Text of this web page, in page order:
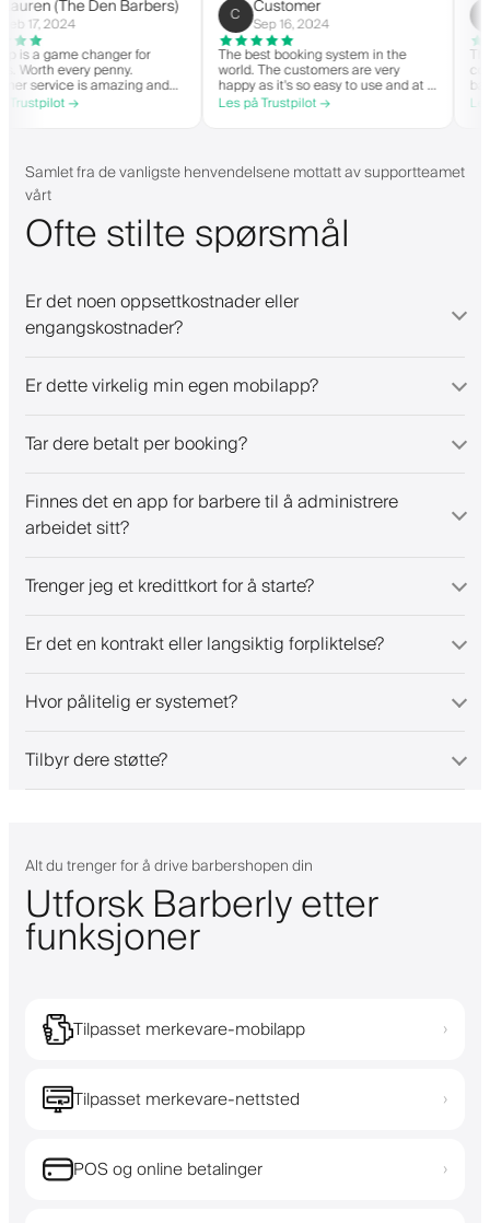
Lauren (The Den Barbers)
Feb 17, 2024
app is a game changer for
Worth every penny.
service is amazing and
with everything or whatever
need. Definitely recommend.
på Trustpilot →
C Customer
Sep 16, 2024
The best booking system in the
world. The customers are very
happy as it's so easy to use and at a
great price. Plus, you get your own
personalised app, which is good for
people offering a great booking
system.
Les på Trustpilot →
Samlet fra de vanligste henvendelsene mottatt av supportteamet
vårt
Ofte stilte spørsmål
Er det noen oppsettkostnader eller
engangskostnader?
Er dette virkelig min egen mobilapp?
Tar dere betalt per booking?
Finnes det en app for barbere til å administrere
arbeidet sitt?
Trenger jeg et kredittkort for å starte?
Er det en kontrakt eller langsiktig forpliktelse?
Hvor pålitelig er systemet?
Tilbyr dere støtte?
Alt du trenger for å drive barbershopen din
Utforsk Barberly etter
funksjoner
Tilpasset merkevare-mobilapp ›
Tilpasset merkevare-nettsted ›
POS og online betalinger ›